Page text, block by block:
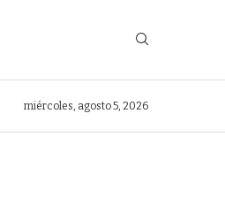
miércoles, agosto 5, 2026